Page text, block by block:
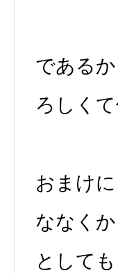
である
ろしく
おまけ
ななく
として